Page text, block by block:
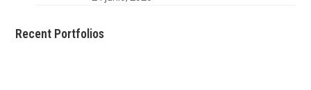
Recent Portfolios